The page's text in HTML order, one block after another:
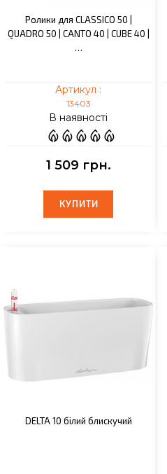
Ролики для CLASSICO 50 |
QUADRO 50 | CANTO 40 | CUBE 40 |
…
Артикул :
13403
В наявності
1 509 грн.
КУПИТИ
КУПИТИ
DELTA 10 білий блискучий